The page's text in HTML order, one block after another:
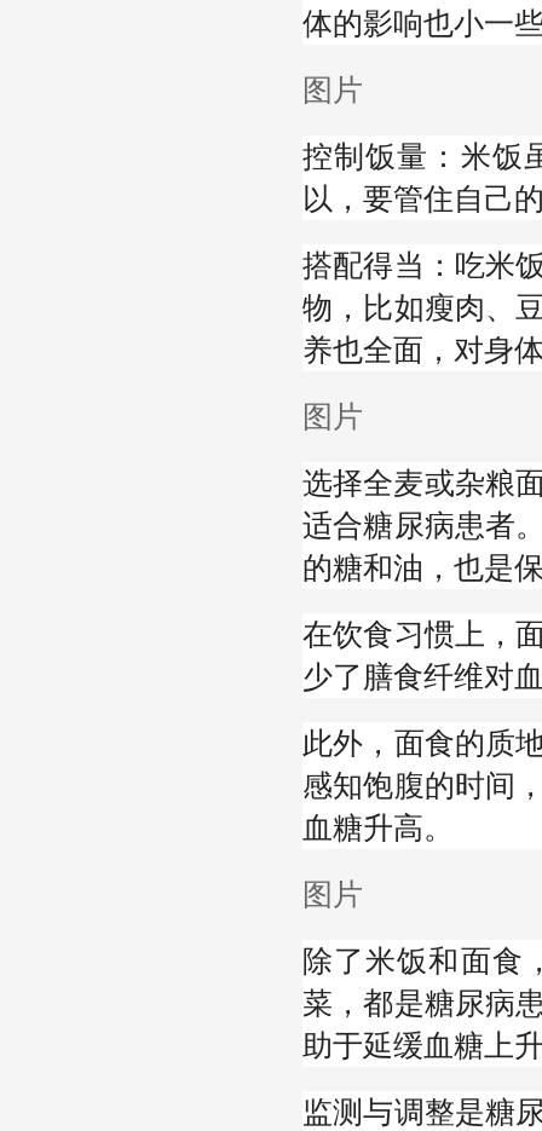
体的影响也小一
图片
控制饭量：米饭
以，要管住自己
搭配得当：吃米
物，比如瘦肉、
养也全面，对身
图片
选择全麦或杂粮
适合糖尿病患者
的糖和油，也是
在饮食习惯上，
少了膳食纤维对
此外，面食的质
感知饱腹的时间
血糖升高。
图片
除了米饭和面食
菜，都是糖尿病
助于延缓血糖上
监测与调整是糖